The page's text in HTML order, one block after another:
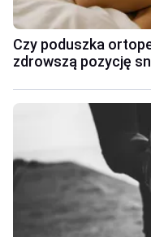
Czy poduszka
zdrowszą pozycję